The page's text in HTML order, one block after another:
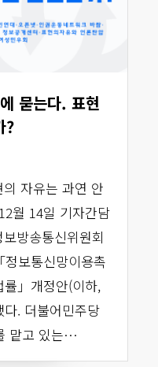
묻는다. 표현
?
자유는 과연 안
월 14일 기자간담
방송통신위원회
보통신망이용촉
」개정안(이하,
. 더불어민주당
맡고 있는…